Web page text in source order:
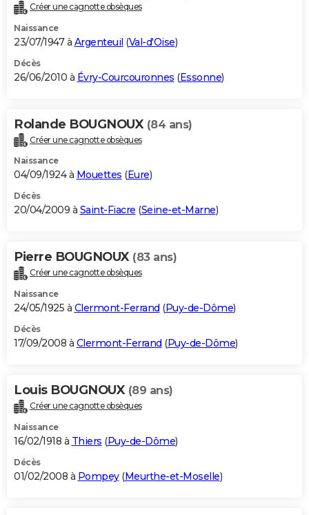
Créer une cagnotte obsèques
Naissance
23/07/1947 à Argenteuil (Val-d'Oise)
Décès
26/06/2010 à Évry-Courcouronnes (Essonne)
Rolande BOUGNOUX (84 ans)
Créer une cagnotte obsèques
Naissance
04/09/1924 à Mouettes (Eure)
Décès
20/04/2009 à Saint-Fiacre (Seine-et-Marne)
Pierre BOUGNOUX (83 ans)
Créer une cagnotte obsèques
Naissance
24/05/1925 à Clermont-Ferrand (Puy-de-Dôme)
Décès
17/09/2008 à Clermont-Ferrand (Puy-de-Dôme)
Louis BOUGNOUX (89 ans)
Créer une cagnotte obsèques
Naissance
16/02/1918 à Thiers (Puy-de-Dôme)
Décès
01/02/2008 à Pompey(Meurthe-et-Moselle)